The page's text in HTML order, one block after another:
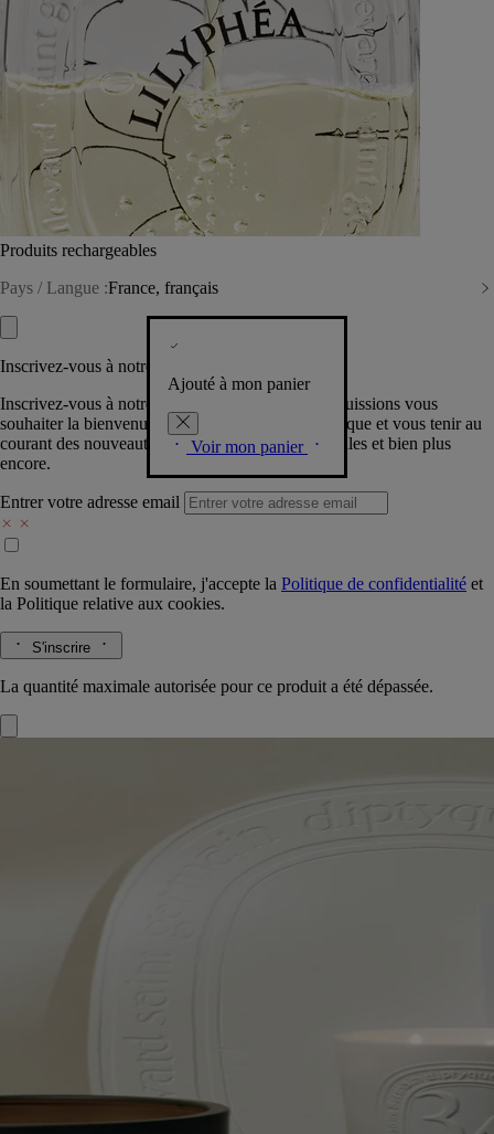
Produits rechargeables
Pays / Langue :France, français
Ajouté à mon panier
Voir mon panier
Inscrivez-vous à notre Newsletter
Inscrivez-vous à notre newsletter pour que nous puissions vous
souhaiter la bienvenue dans la communauté Diptyque et vous tenir au
courant des nouveautés, événements, offres spéciales et bien plus
encore.
Entrer votre adresse email
En soumettant le formulaire, j'accepte la Politique de confidentialité et
la Politique relative aux cookies.
S'inscrire
La quantité maximale autorisée pour ce produit a été dépassée.